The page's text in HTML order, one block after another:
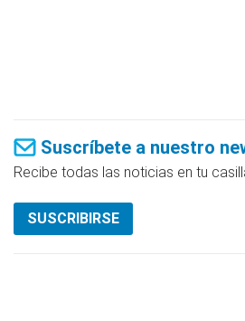
Suscríbete a nuestro
Recibe todas las noticias en tu
SUSCRIBIRSE